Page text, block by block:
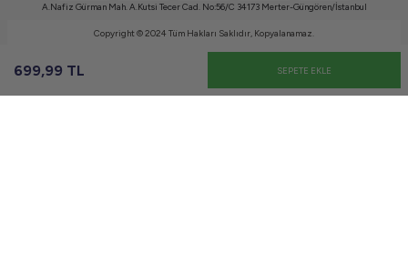
699,99 TL SEPETE EKLE
A.Nafiz Gürman Mah. A.Kutsi Tecer Cad. No:56/C 34173 Merter-Güngören/İstanbul
Copyright © 2024 Tüm Hakları Saklıdır, Kopyalanamaz.